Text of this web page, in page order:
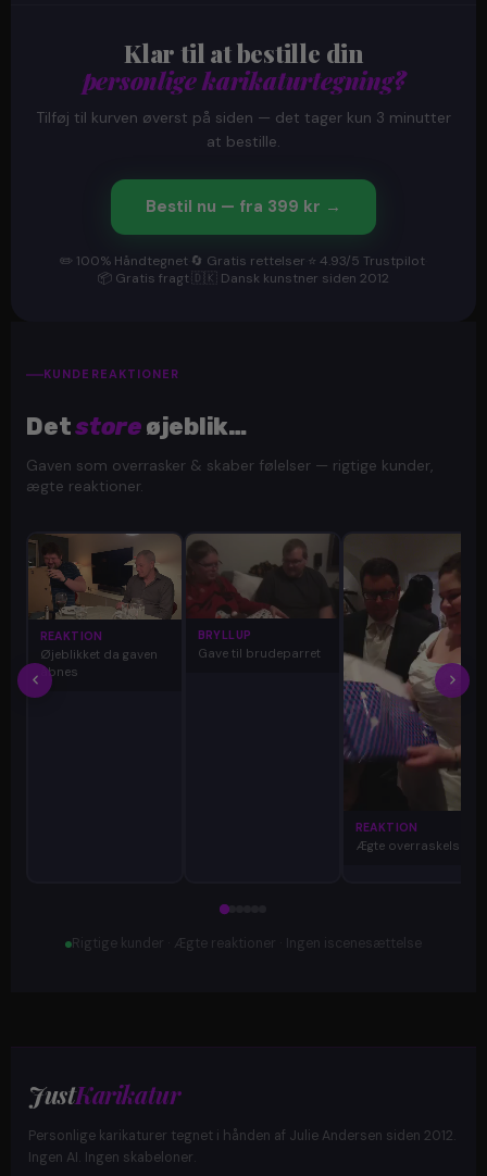
Klar til at bestille din
personlige karikaturtegning?
Tilføj til kurven øverst på siden — det tager kun 3 minutter
at bestille.
Bestil nu — fra 399 kr →
✏️ 100% Håndtegnet 🔄 Gratis rettelser ⭐ 4.93/5 Trustpilot
📦 Gratis fragt 🇩🇰 Dansk kunstner siden 2012
KUNDEREAKTIONER
Detstoreøjeblik…
Gaven som overrasker & skaber følelser — rigtige kunder,
ægte reaktioner.
REAKTION
Øjeblikket da gaven
åbnes
BRYLLUP
Gave til brudeparret
REAKTION
Ægte overraskelse
Rigtige kunder · Ægte reaktioner · Ingen iscenesættelse
JustKarikatur
Personlige karikaturer tegnet i hånden af Julie Andersen siden 2012.
Ingen AI. Ingen skabeloner.